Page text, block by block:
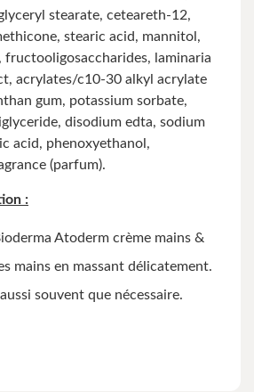
stearate, ceteareth-12,
stearic acid, mannitol,
fructooligosaccharides, laminaria
acrylates/c10-30 alkyl acrylate
gum, potassium sorbate,
disodium edta, sodium
acid, phenoxyethanol,
(parfum).
:
Atoderm crème mains &
mains en massant délicatement.
souvent que nécessaire.